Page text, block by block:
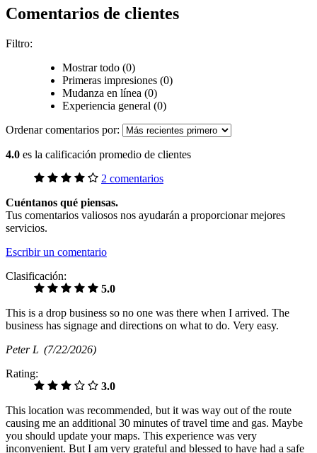
Comentarios de clientes
Filtro:
Mostrar todo (0)
Primeras impresiones (0)
Mudanza en línea (0)
Experiencia general (0)
Ordenar comentarios por:
4.0 es la calificación promedio de clientes
2 comentarios
Cuéntanos qué piensas.
Tus comentarios valiosos nos ayudarán a proporcionar mejores
servicios.
Escribir un comentario
Clasificación:
5.0
This is a drop business so no one was there when I arrived. The
business has signage and directions on what to do. Very easy.
Peter L (7/22/2026)
Rating:
3.0
This location was recommended, but it was way out of the route
causing me an additional 30 minutes of travel time and gas. Maybe
you should update your maps. This experience was very
inconvenient. But I am very grateful and blessed to have had a safe